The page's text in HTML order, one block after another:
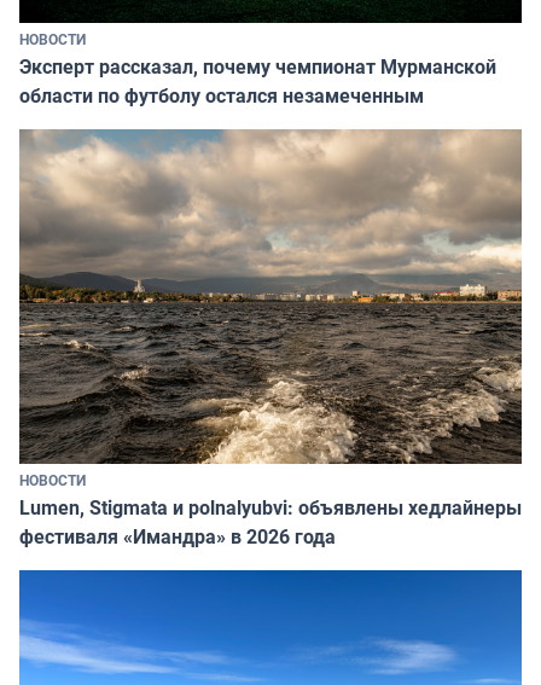
НОВОСТИ
Эксперт рассказал, почему чемпионат Мурманской
области по футболу остался незамеченным
НОВОСТИ
Lumen, Stigmata и polnalyubvi: объявлены хедлайнеры
фестиваля «Имандра» в 2026 года